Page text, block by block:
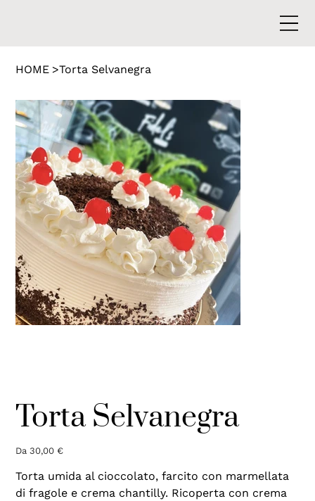
HOME >Torta Selvanegra
Torta Selvanegra
Da Prezzo
30,00 €
Torta umida al cioccolato, farcito con marmellata
di fragole e crema chantilly. Ricoperta con crema